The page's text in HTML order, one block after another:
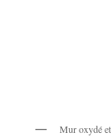
Mur oxydé